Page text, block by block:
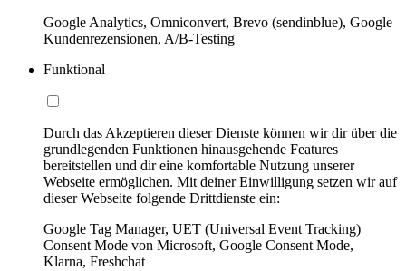
Google Analytics, Omniconvert, Brevo (sendinblue), Google
Kundenrezensionen, A/B-Testing
Funktional
Durch das Akzeptieren dieser Dienste können wir dir über die
grundlegenden Funktionen hinausgehende Features
bereitstellen und dir eine komfortable Nutzung unserer
Webseite ermöglichen. Mit deiner Einwilligung setzen wir auf
dieser Webseite folgende Drittdienste ein:
Google Tag Manager, UET (Universal Event Tracking)
Consent Mode von Microsoft, Google Consent Mode,
Klarna, Freshchat